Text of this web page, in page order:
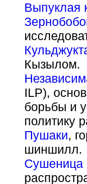
Выпуклая
Кызылом.
ILP),
борьбы и
политику
Пушаки,
шиншилл.
Сушеница